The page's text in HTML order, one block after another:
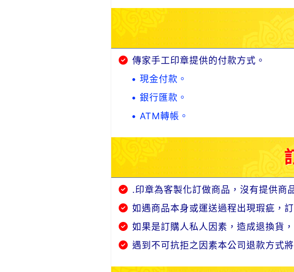
傳家手工印章提供的付款方式。
• 現金付款。
• 銀行匯款。
• ATM轉帳。
.印章為客製化訂做商品，沒有提供商
如遇商品本身或運送過程出現瑕疵，
如果是訂購人私人因素，造成退換貨
遇到不可抗拒之因素本公司退款方式